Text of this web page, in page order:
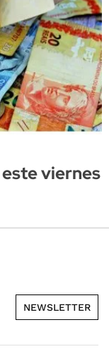
viernes
NEWSLETTER